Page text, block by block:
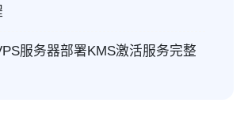
服务器部署KMS激活服务完整